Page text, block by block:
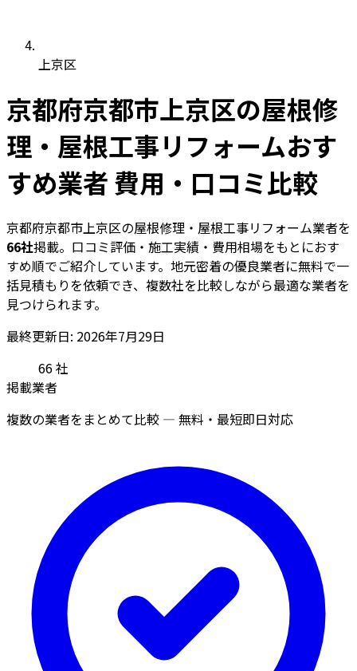
上京区
京都府京都市上京区の屋根修
理・屋根工事リフォームおす
すめ業者 費用・口コミ比較
京都府京都市上京区の屋根修理・屋根工事リフォーム業者を
66社掲載。口コミ評価・施工実績・費用相場をもとにおす
すめ順でご紹介しています。地元密着の優良業者に無料で一
括見積もりを依頼でき、複数社を比較しながら最適な業者を
見つけられます。
最終更新日: 2026年7月29日
66社
掲載業者
複数の業者をまとめて比較 — 無料・最短即日対応